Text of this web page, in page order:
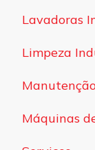
Lavadoras
Limpeza
Máquinas